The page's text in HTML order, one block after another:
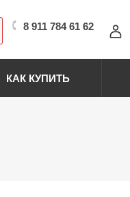
8 911 784 61 62
КАК КУПИТЬ